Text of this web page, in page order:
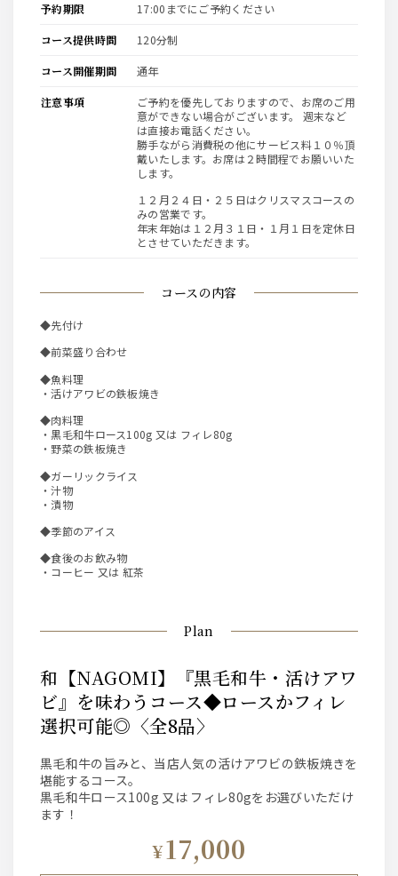
コースの内容
◆先付け
◆前菜盛り合わせ
◆魚料理
・活けアワビの鉄板焼き
◆肉料理
・黒毛和牛ロース100g 又は フィレ80g
・野菜の鉄板焼き
◆ガーリックライス
・汁物
・漬物
◆季節のアイス
◆食後のお飲み物
・コーヒー 又は 紅茶
予約期限 17:00までにご予約ください
コース提供時間 120分制
コース開催期間 通年
注意事項
ご予約を優先しておりますので、お席のご用
意ができない場合がございます。 週末など
は直接お電話ください。
勝手ながら消費税の他にサービス料１０％頂
戴いたします。お席は２時間程でお願いいた
します。
１２月２４日・２５日はクリスマスコースの
みの営業です。
年末年始は１２月３１日・１月１日を定休日
とさせていただきます。
Plan
和【NAGOMI】『黒毛和牛・活けアワ
ビ』を味わうコース◆ロースかフィレ
選択可能◎〈全8品〉
黒毛和牛の旨みと、当店人気の活けアワビの鉄板焼きを
堪能するコース。
黒毛和牛ロース100g 又は フィレ80gをお選びいただけ
ます！
¥17,000